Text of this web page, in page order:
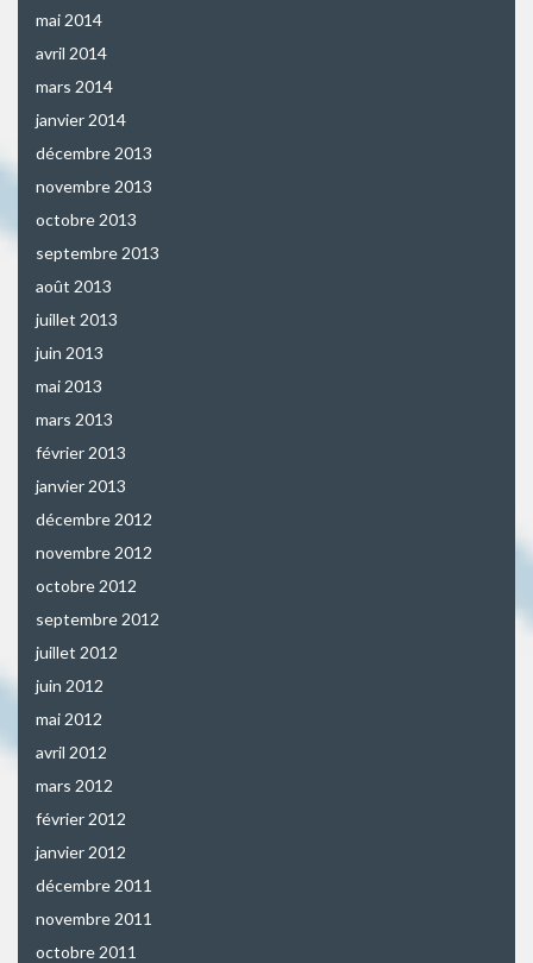
mai 2014
avril 2014
mars 2014
janvier 2014
décembre 2013
novembre 2013
octobre 2013
septembre 2013
août 2013
juillet 2013
juin 2013
mai 2013
mars 2013
février 2013
janvier 2013
décembre 2012
novembre 2012
octobre 2012
septembre 2012
juillet 2012
juin 2012
mai 2012
avril 2012
mars 2012
février 2012
janvier 2012
décembre 2011
novembre 2011
octobre 2011